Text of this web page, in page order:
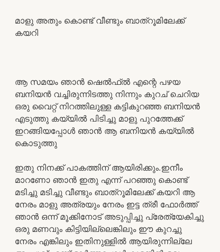
മാളു അതും കൊണ്ട് വീണ്ടും ബാത്റൂമിലേക്ക്
കയറി
ആ സമയം ഞാൻ ഷെൽഫ്ൽ എന്റെ പഴയ
ബനിയൻ വച്ചിരുന്നിടത്തു നിന്നും കുറച് ചെറിയ
ഒരു വൈറ്റ് നിറത്തിലുള്ള കട്ടികുറഞ്ഞ ബനിയൻ
എടുത്തു കയ്യിൽ പിടിച്ചു മാളു പുറത്തേക്ക്
ഇറങ്ങിയപ്പോൾ ഞാൻ ആ ബനിയൻ കയ്യിൽ
കൊടുത്തു
ഇതു നിനക്ക് പാകത്തിന് ആയിരിക്കും.ഇനീം
മാറണോ ഞാൻ ഇതു എന്ന് പറഞ്ഞു കൊണ്ട്
മടിച്ചു മടിച്ചു വീണ്ടും ബാത്റൂമിലേക്ക് കയറി ആ
നേരം മാളു അത്രയും നേരം ഇട്ട ത്രീ ഫോർത്ത്
ഞാൻ ഒന്ന് മൂക്കിനോട് അടുപ്പിച്ചു പ്രേത്യേകിച്ചു
ഒരു മണവും കിട്ടിയില്ലെങ്കിലും ഈ കുറച്ചു
നേരം എങ്കിലും ഇതിനുള്ളിൽ ആയിരുന്നില്ലേ